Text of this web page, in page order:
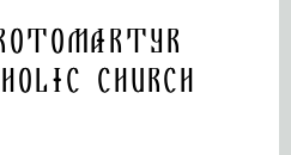
Church